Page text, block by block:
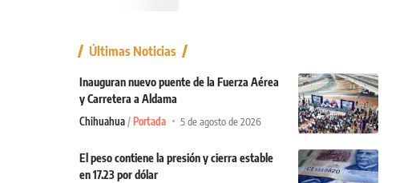
Últimas Noticias
Inauguran nuevo puente de la Fuerza Aérea
y Carretera a Aldama
Chihuahua Portada 5 de agosto de 2026
El peso contiene la presión y cierra estable
en 17.23 por dólar